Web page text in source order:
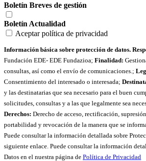
Boletín Breves de gestión
Boletín Actualidad
Aceptar política de privacidad
Información básica sobre protección de datos.
Fundación EDE- EDE Fundazioa; Finalidad:
consultas, así como el envío de comunicaciones.;
Consentimiento del interesado o interesada;
y las destinatarias que sea necesario para el buen
solicitudes, consultas y a las que legalmente sea
Derechos: Derecho de acceso, rectificación,
portabilidad y revocación de la manera que se
Puede consultar la información detallada sobre
siguiente enlace. Puede consultar la información
Datos en el nuestra página de Política de Privacidad